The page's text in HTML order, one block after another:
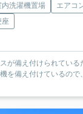
内洗濯機置場 エアコ
座
が備え付けられている
を備え付けているので